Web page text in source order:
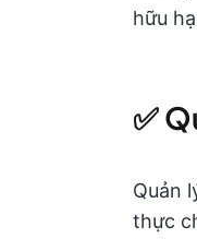
hữu
✅
Quản
thực